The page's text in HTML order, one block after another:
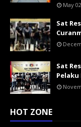
May
Sat
Sat
HOT ZONE